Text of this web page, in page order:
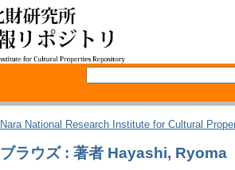
Nara National Research Institute for Cultural
ブラウズ : 著者 Hayashi, Ryoma